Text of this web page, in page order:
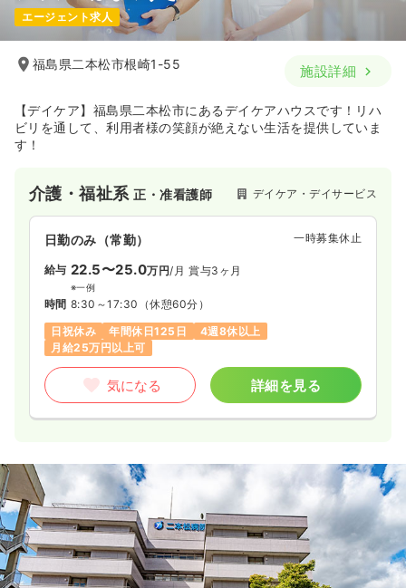
エージェント求人
福島県二本松市根崎1-55 施設詳細
【デイケア】福島県二本松市にあるデイケアハウスです！リハ
ビリを通して、利用者様の笑顔が絶えない生活を提供していま
す！
介護・福祉系正・准看護師 デイケア・デイサービス
日勤のみ（常勤） 一時募集休止
給与 22.5〜25.0万円/月 賞与3ヶ月
※一例
時間 8:30～17:30 （休憩60分）
日祝休み
年間休日125日
4週8休以上
月給25万円以上可
気になる 詳細を見る